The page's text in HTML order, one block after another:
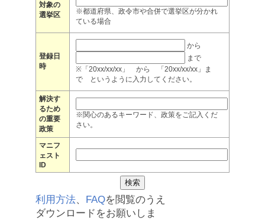
対象の
選挙区
※都道府県、政令市や合併で選挙区が分かれ
ている場合
登録日
時
から
まで
※「20xx/xx/xx」 から 「20xx/xx/xx」ま
で というように入力してください。
解決す
るため
の重要
政策
※関心のあるキーワード、政策をご記入くだ
さい。
マニフ
ェスト
ID
利用方法、 FAQを閲覧のうえ
ダウンロードをお願いしま